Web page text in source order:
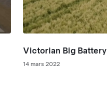
Victorian Big Battery
14 mars 2022